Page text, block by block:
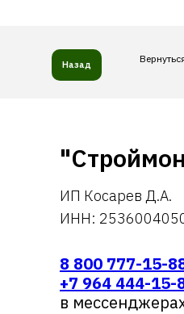
Назад
ИП Косарев Д.А.
ИНН:
8 800 777-15-
+7 964 444-15-
в